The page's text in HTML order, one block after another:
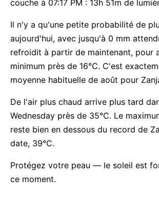
couche à 07:17 PM : 13h 51m de
Il n'y a qu'une petite probabilité de
aujourd'hui, avec jusqu'à 0 mm
refroidit à partir de maintenant, pour
minimum près de 16°C. C'est
moyenne habituelle de août pour
De l'air plus chaud arrive plus tard
Wednesday près de 35°C. Le
reste bien en dessous du record de
date, 39°C.
Protégez votre peau — le soleil est
ce moment.